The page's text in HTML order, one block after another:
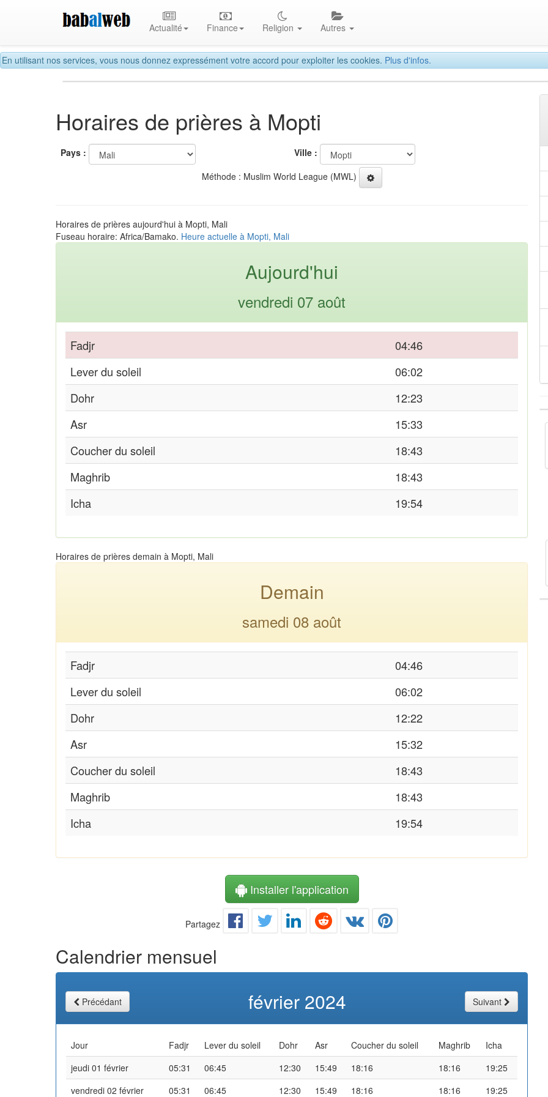
En utilisant nos services, vous nous donnez expressément votre accord pour exploiter les cookies. Plus d'infos.
Actualité Finance Religion Autres
Horaires de prières à Mopti
Pays :
Ville :
Méthode : Muslim World League (MWL)
Horaires de prières aujourd'hui à Mopti, Mali
Fuseau horaire: Africa/Bamako. Heure actuelle à Mopti, Mali
Aujourd'hui
vendredi 07 août
Fadjr
04:46
Lever du soleil
06:02
Dohr
12:23
Asr
15:33
Coucher du soleil
18:43
Maghrib
18:43
Icha
19:54
Horaires de prières demain à Mopti, Mali
Demain
samedi 08 août
Fadjr
04:46
Lever du soleil
06:02
Dohr
12:22
Asr
15:32
Coucher du soleil
18:43
Maghrib
18:43
Icha
19:54
Installer l'application
Partagez
Calendrier mensuel
Précédant février 2024 Suivant
Jour Fadjr Lever du soleil Dohr Asr Coucher du soleil Maghrib
Icha
jeudi 01 février
05:31 06:45 12:30 15:49 18:16 18:16
19:25
vendredi 02 février
05:31 06:45 12:30 15:49 18:16 18:16
19:25